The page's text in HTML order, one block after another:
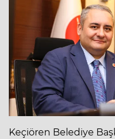
Keçiören Belediye